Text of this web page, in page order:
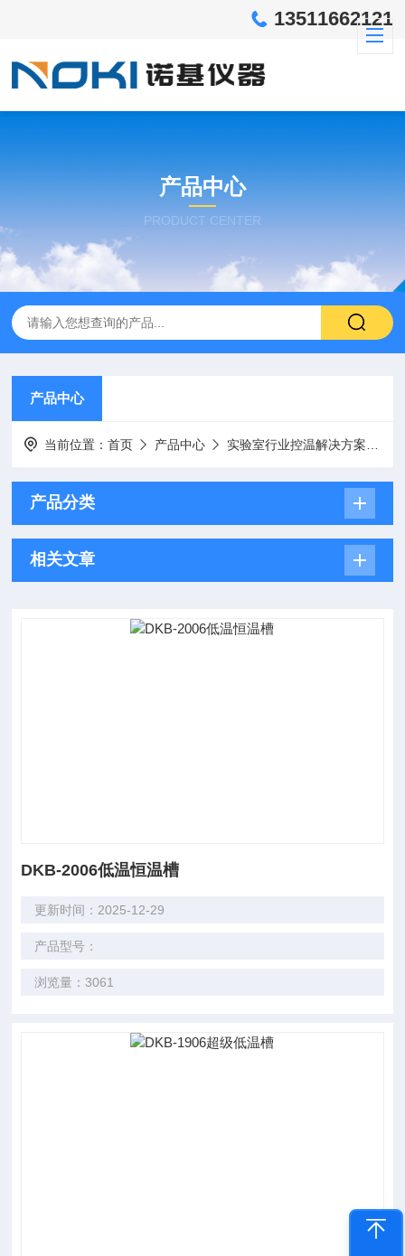
13511662121
产品中心
PRODUCT CENTER
产品中心
当前位置：首页 产品中心 实验室行业控温解决方案
产品分类
相关文章
DKB-2006低温恒温槽
更新时间：2025-12-29
产品型号：
浏览量：3061